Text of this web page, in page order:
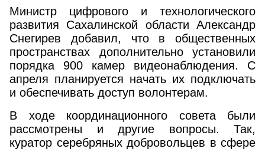
Министр цифрового и технологического
развития Сахалинской области Александр
Снегирев добавил, что в общественных
пространствах дополнительно установили
порядка 900 камер видеонаблюдения. С
апреля планируется начать их подключать
и обеспечивать доступ волонтерам.
В ходе координационного совета были
рассмотрены и другие вопросы. Так,
куратор серебряных добровольцев в сфере